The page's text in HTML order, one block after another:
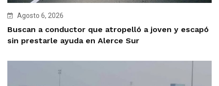
Agosto 6, 2026
Buscan a conductor que atropelló a joven y escapó
sin prestarle ayuda en Alerce Sur